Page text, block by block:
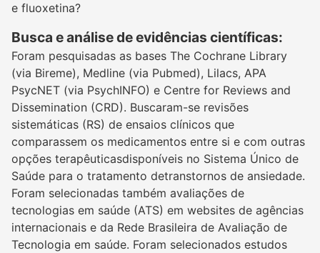
e fluoxetina?
Busca e análise de evidências científicas:
Foram pesquisadas as bases The Cochrane Library
(via Bireme), Medline (via Pubmed), Lilacs, APA
PsycNET (via PsychINFO) e Centre for Reviews and
Dissemination (CRD). Buscaram-se revisões
sistemáticas (RS) de ensaios clínicos que
comparassem os medicamentos entre si e com outras
opções terapêuticasdisponíveis no Sistema Único de
Saúde para o tratamento detranstornos de ansiedade.
Foram selecionadas também avaliações de
tecnologias em saúde (ATS) em websites de agências
internacionais e da Rede Brasileira de Avaliação de
Tecnologia em saúde. Foram selecionados estudos